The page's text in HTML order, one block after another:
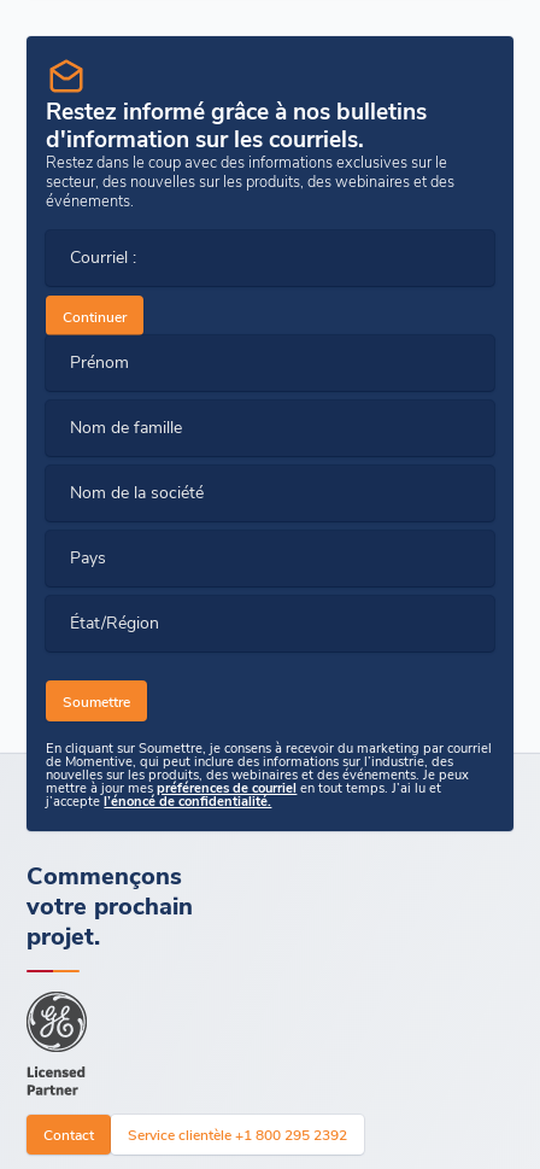
Restez informé grâce à nos bulletins
d'information sur les courriels.
Restez dans le coup avec des informations exclusives sur le
secteur, des nouvelles sur les produits, des webinaires et des
événements.
Courriel :
Continuer
Prénom
Nom de famille
Nom de la société
Pays
État/Région
En cliquant sur Soumettre, je consens à recevoir du marketing par courriel
de Momentive, qui peut inclure des informations sur l’industrie, des
nouvelles sur les produits, des webinaires et des événements. Je peux
mettre à jour mespréférences de courriel en tout temps. J’ai lu et
j’acceptel’énoncé de confidentialité.
Commençons
votre prochain
projet.
Contact Service clientèle +1 800 295 2392